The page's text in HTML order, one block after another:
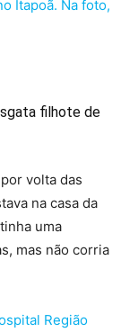
filhote de
volta das
na casa da
uma
mas não corria
Região